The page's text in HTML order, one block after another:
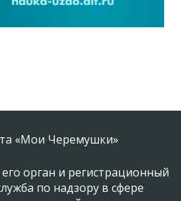
«Мои Черемушки»
орган и регистрационный
по надзору в сфере